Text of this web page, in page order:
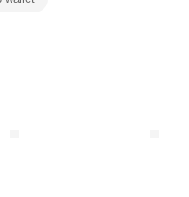
別帳號之用戶狀況，依本公司即